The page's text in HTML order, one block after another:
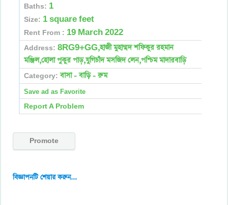
Baths: 1
Size: 1 square feet
Rent From : 19 March 2022
Address:8RG9+GG,হাজী মুহাম্মদ শফিকুর রহমান
মঞ্জিল,হোলা পুকুর পাড়,যুগিচাঁদ মসজিদ লেন,পশ্চিম মাদারবাড়ি
Category:বাসা - বাড়ি - রুম
Report A Problem
Promote
বিজ্ঞাপনটি শেয়ার করুন...